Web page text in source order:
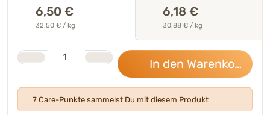
6,50 €
32,50 € / kg
6,18 €
30,88 € / kg
Anzahl
In den Warenkorb
7 Care-Punkte sammelst Du mit diesem Produkt